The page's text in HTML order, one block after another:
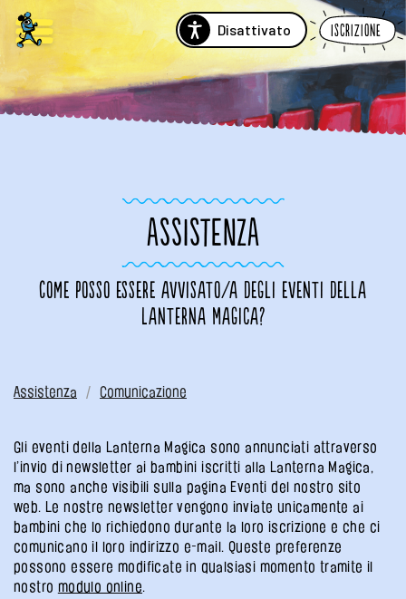
Disattivato Iscrizione
ASSISTENZA
Come posso essere avvisato/a degli eventi della
Lanterna Magica?
Assistenza Comunicazione
Gli eventi della Lanterna Magica sono annunciati attraverso
l’invio di newsletter ai bambini iscritti alla Lanterna Magica,
ma sono anche visibili sulla pagina Eventi del nostro sito
web. Le nostre newsletter vengono inviate unicamente ai
bambini che lo richiedono durante la loro iscrizione e che ci
comunicano il loro indirizzo e-mail. Queste preferenze
possono essere modificate in qualsiasi momento tramite il
nostro modulo online.